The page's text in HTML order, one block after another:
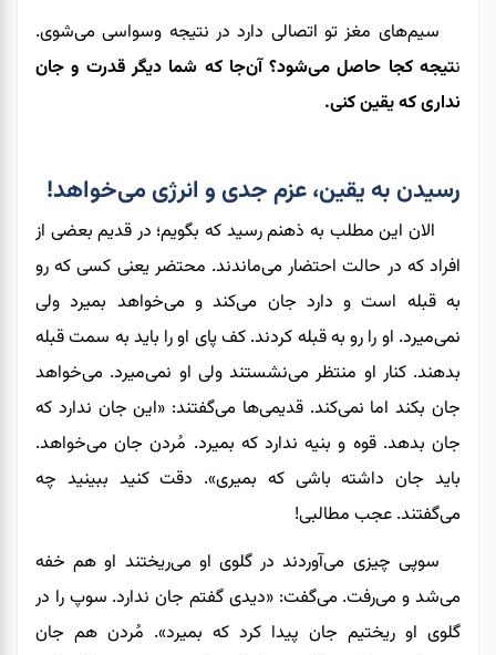
سیم‌های مغز تو اتصالی دارد در نتیجه وسواسی می‌شوی.
نتیجه کجا حاصل می‌شود؟ آن‌جا که شما دیگر قدرت و جان
نداری که یقین کنی.
رسیدن به یقین، عزم جدی و انرژی می‌خواهد!
الان این مطلب به ذهنم رسید که بگویم؛ در قدیم بعضی از
افراد که در حالت احتضار می‌ماندند. محتضر یعنی کسی که رو
به قبله‌ است و دارد جان می‌کند و می‌خواهد بمیرد ولی
نمی‌میرد. او را رو به قبله کردند. کف پای او را باید به سمت قبله
بدهند. کنار او منتظر می‌نشستند ولی او نمی‌میرد. می‌خواهد
جان بکند اما نمی‌کند. قدیمی‌ها می‌گفتند: «این جان ندارد که
جان بدهد. قوه و بنیه ندارد که بمیرد. مُردن جان می‌خواهد.
باید جان داشته باشی که بمیری». دقت کنید ببینید چه
می‌گفتند. عجب مطالبی!
سوپی چیزی می‌آوردند در گلوی او می‌ریختند او هم خفه
می‌شد و می‌رفت. می‌گفت: «دیدی گفتم جان ندارد. سوپ را در
گلوی او ریختیم جان پیدا کرد که بمیرد». مُردن هم جان